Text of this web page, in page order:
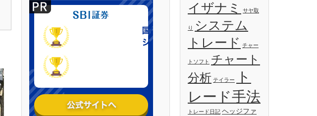
イザナミ サヤ取
り
システム
トレード チャー
トソフト チャート
分析 テイラー
ト
レード手法
トレード日記 ヘッジファ